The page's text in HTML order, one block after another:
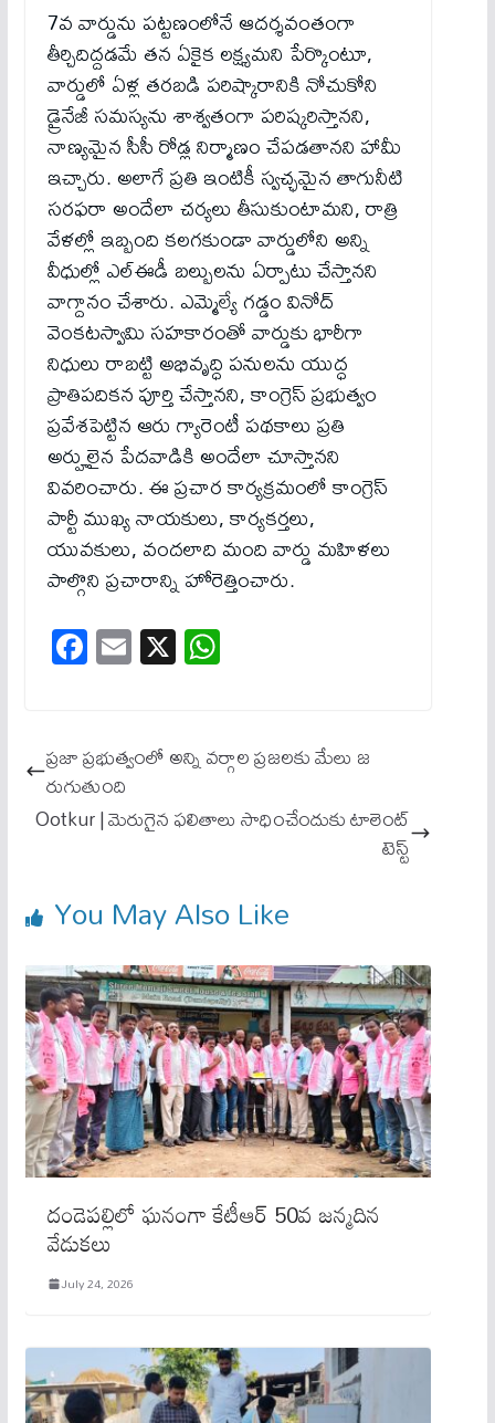
7వ వార్డును పట్టణంలోనే ఆదర్శవంతంగా
తీర్చిదిద్దడమే తన ఏకైక లక్ష్యమని పేర్కొంటూ,
వార్డులో ఏళ్ల తరబడి పరిష్కారానికి నోచుకోని
డ్రైనేజీ సమస్యను శాశ్వతంగా పరిష్కరిస్తానని,
నాణ్యమైన సీసీ రోడ్ల నిర్మాణం చేపడతానని హామీ
ఇచ్చారు. అలాగే ప్రతి ఇంటికీ స్వచ్ఛమైన తాగునీటి
సరఫరా అందేలా చర్యలు తీసుకుంటామని, రాత్రి
వేళల్లో ఇబ్బంది కలగకుండా వార్డులోని అన్ని
వీధుల్లో ఎల్‌ఈడీ బల్బులను ఏర్పాటు చేస్తానని
వాగ్దానం చేశారు. ఎమ్మెల్యే గడ్డం వినోద్
వెంకటస్వామి సహకారంతో వార్డుకు భారీగా
నిధులు రాబట్టి అభివృద్ధి పనులను యుద్ధ
ప్రాతిపదికన పూర్తి చేస్తానని, కాంగ్రెస్ ప్రభుత్వం
ప్రవేశపెట్టిన ఆరు గ్యారెంటీ పథకాలు ప్రతి
అర్హులైన పేదవాడికి అందేలా చూస్తానని
వివరించారు. ఈ ప్రచార కార్యక్రమంలో కాంగ్రెస్
పార్టీ ముఖ్య నాయకులు, కార్యకర్తలు,
యువకులు, వందలాది మంది వార్డు మహిళలు
పాల్గొని ప్రచారాన్ని హోరెత్తించారు.
Fa
ce
ok
E
m
X W
ha
A
pp
ప్రజా ప్రభుత్వంలో అన్ని వర్గాల ప్రజలకు మేలు జ
రుగుతుంది
Ootkur | మెరుగైన ఫలితాలు సాధించేందుకు టాలెంట్
టెస్ట్
You May Also Like
దండెపల్లిలో ఘనంగా కేటీఆర్ 50వ జన్మదిన
వేడుకలు
July 24, 2026